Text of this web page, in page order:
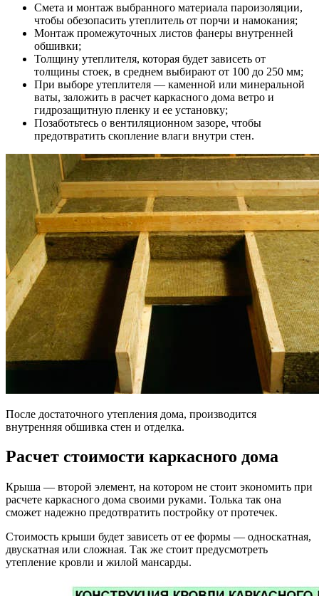
Смета и монтаж выбранного материала пароизоляции,
чтобы обезопасить утеплитель от порчи и намокания;
Монтаж промежуточных листов фанеры внутренней
обшивки;
Толщину утеплителя, которая будет зависеть от
толщины стоек, в среднем выбирают от 100 до 250 мм;
При выборе утеплителя — каменной или минеральной
ваты, заложить в расчет каркасного дома ветро и
гидрозащитную пленку и ее установку;
Позаботьтесь о вентиляционном зазоре, чтобы
предотвратить скопление влаги внутри стен.
После достаточного утепления дома, производится
внутренняя обшивка стен и отделка.
Расчет стоимости каркасного дома
Крыша — второй элемент, на котором не стоит экономить при
расчете каркасного дома своими руками. Толька так она
сможет надежно предотвратить постройку от протечек.
Стоимость крыши будет зависеть от ее формы — односкатная,
двускатная или сложная. Так же стоит предусмотреть
утепление кровли и жилой мансарды.